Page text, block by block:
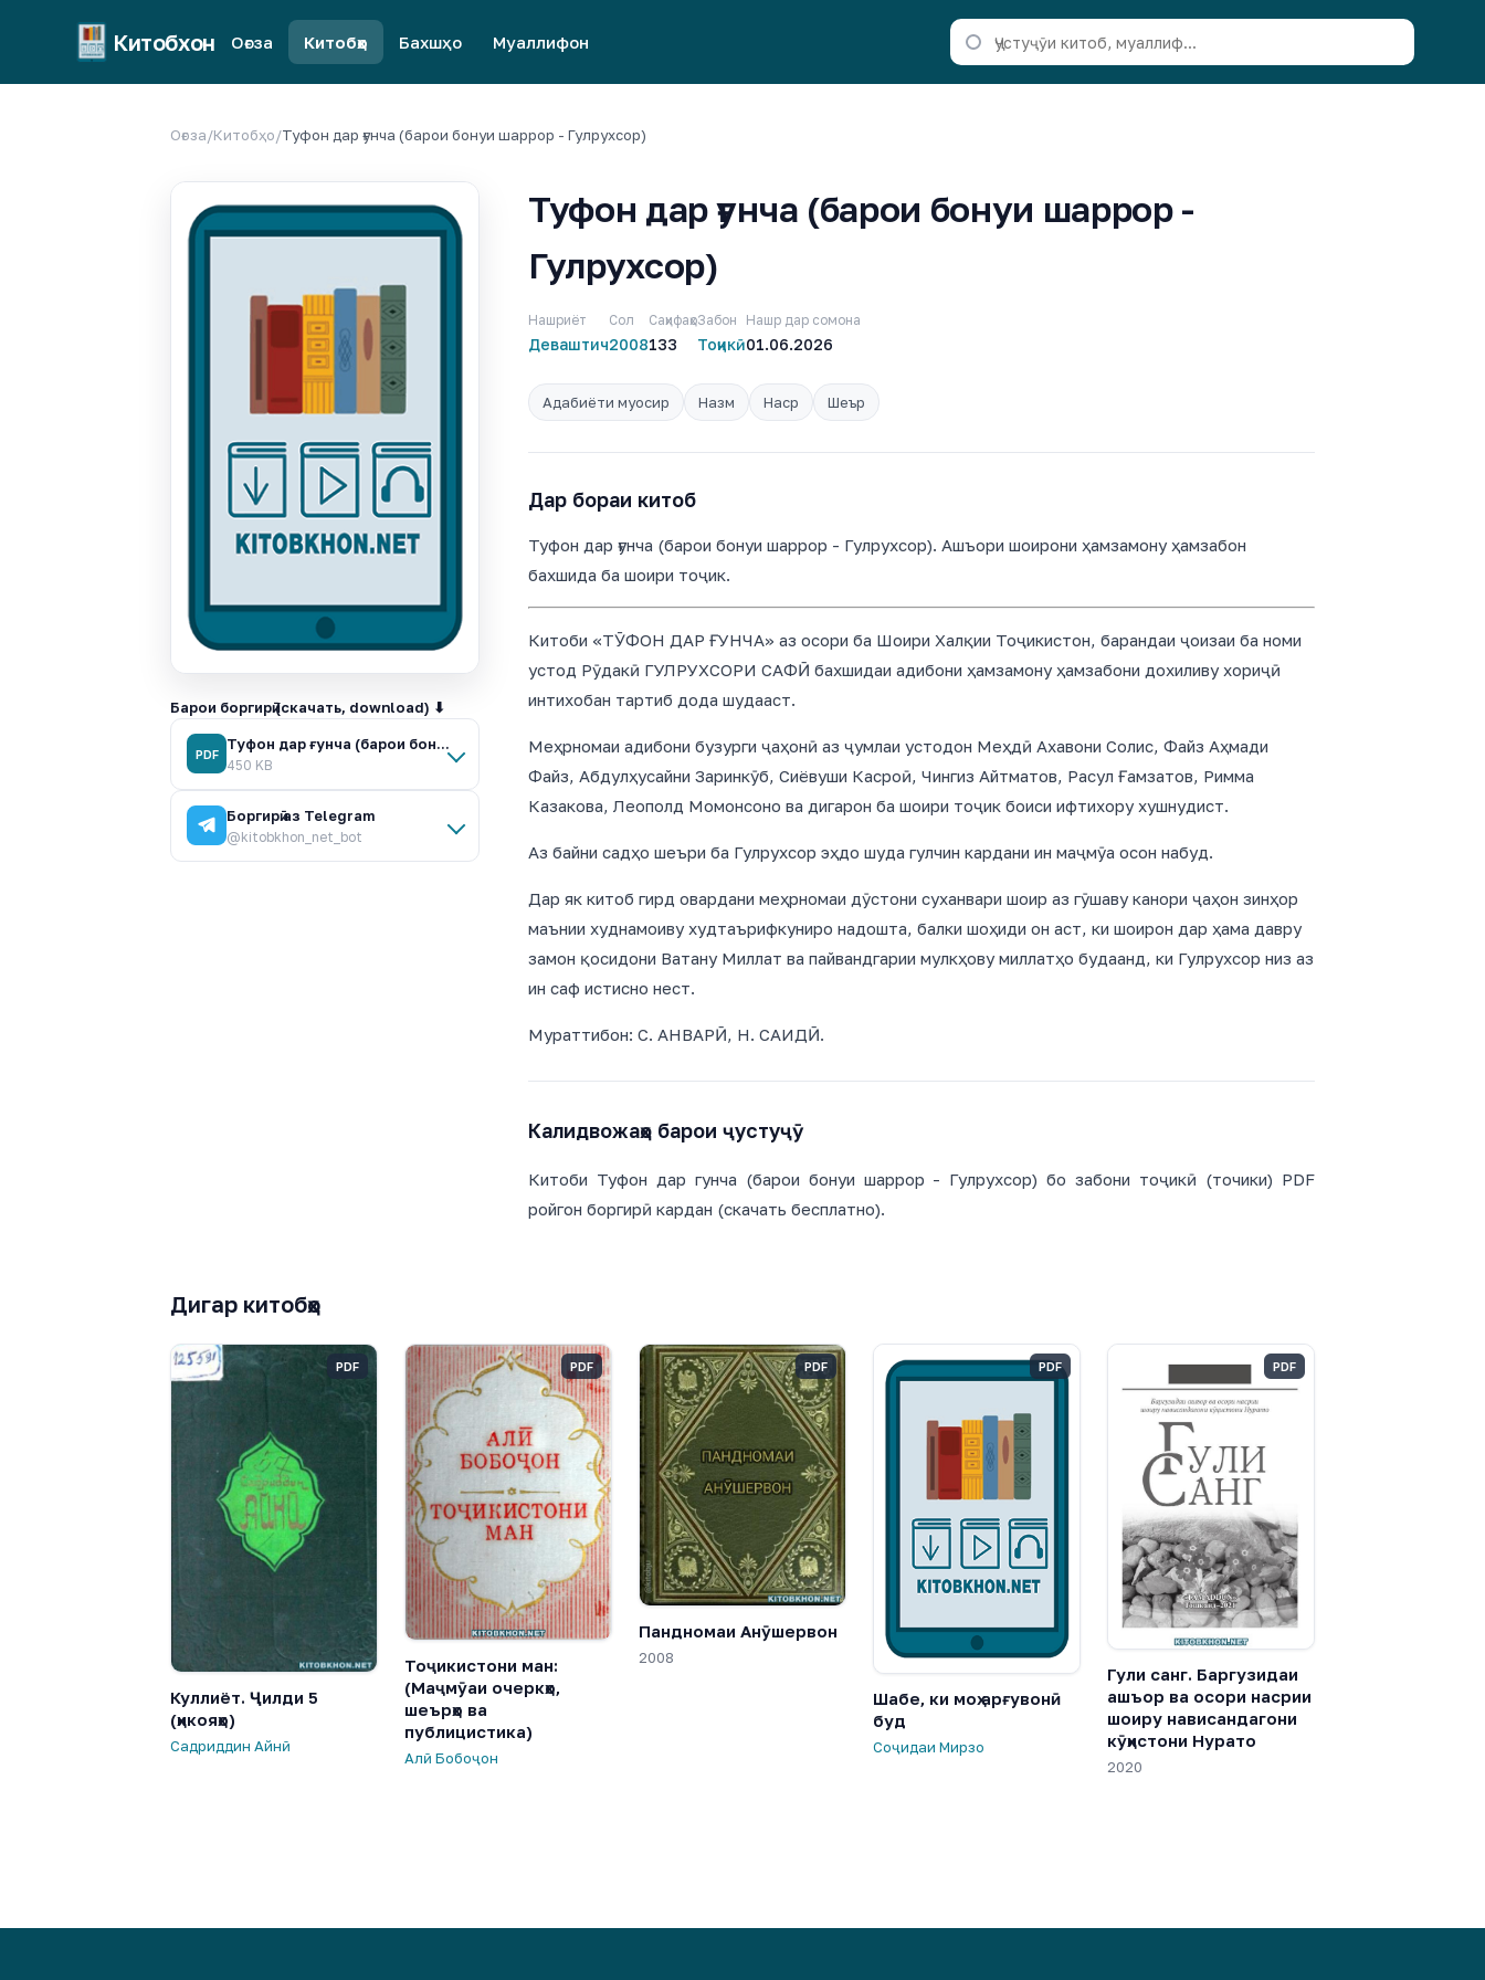
Китобхон Оғоза Китобҳо Бахшҳо Муаллифон
Оғоза/Китобҳо/Туфон дар ғунча (барои бонуи шаррор - Гулрухсор)
Барои боргирӣ (скачать, download) ⬇
PDF
Туфон дар ғунча (барои бонуи шаррор - Гулрухсор).pdf
450 KB
Боргирӣ аз Telegram
@kitobkhon_net_bot
Туфон дар ғунча (барои бонуи шаррор -
Гулрухсор)
Нашриёт
Деваштич
Сол
2008
Саҳифаҳо
133
Забон
Тоҷикӣ
Нашр дар сомона
01.06.2026
Адабиёти муосир Назм Наср Шеър
Дар бораи китоб
Туфон дар ғунча (барои бонуи шаррор - Гулрухсор). Ашъори шоирони ҳамзамону ҳамзабон
бахшида ба шоири тоҷик.
Китоби «ТӮФОН ДАР ҒУНЧА» аз осори ба Шоири Халқии Тоҷикистон, барандаи ҷоизаи ба номи
устод Рӯдакӣ ГУЛРУХСОРИ САФӢ бахшидаи адибони ҳамзамону ҳамзабони дохиливу хориҷӣ
интихобан тартиб дода шудааст.
Меҳрномаи адибони бузурги ҷаҳонӣ аз ҷумлаи устодон Меҳдӣ Ахавони Солис, Файз Аҳмади
Файз, Абдулҳусайни Заринкӯб, Сиёвуши Касроӣ, Чингиз Айтматов, Расул Ғамзатов, Римма
Казакова, Леополд Момонсоно ва дигарон ба шоири тоҷик боиси ифтихору хушнудист.
Аз байни садҳо шеъри ба Гулрухсор эҳдо шуда гулчин кардани ин маҷмӯа осон набуд.
Дар як китоб гирд овардани меҳрномаи дӯстони суханвари шоир аз гӯшаву канори ҷаҳон зинҳор
маънии худнамоиву худтаърифкуниро надошта, балки шоҳиди он аст, ки шоирон дар ҳама давру
замон қосидони Ватану Миллат ва пайвандгарии мулкҳову миллатҳо будаанд, ки Гулрухсор низ аз
ин саф истисно нест.
Мураттибон: С. АНВАРӢ, Н. САИДӢ.
Калидвожаҳо барои ҷустуҷӯ
Китоби Туфон дар гунча (барои бонуи шаррор - Гулрухсор) бо забони тоҷикӣ (точики) PDF
ройгон боргирӣ кардан (скачать бесплатно).
Дигар китобҳо
PDF
Куллиёт. Ҷилди 5
(ҳикояҳо)
Садриддин Айнӣ
PDF
Тоҷикистони ман:
(Маҷмӯаи очеркҳо,
шеърҳо ва
публицистика)
Алӣ Бобоҷон
PDF
Пандномаи Анӯшервон
2008
PDF
Шабе, ки моҳ арғувонӣ
буд
Соҷидаи Мирзо
PDF
Гули санг. Баргузидаи
ашъор ва осори насрии
шоиру нависандагони
кӯҳис­тони Нурато
2020